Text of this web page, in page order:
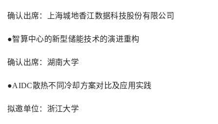
确认出席：上海城地香江数据科技股份有限公司
●智算中心的新型储能技术的演进重构
确认出席：湖南大学
●AIDC散热不同冷却方案对比及应用实践
拟邀单位：浙江大学